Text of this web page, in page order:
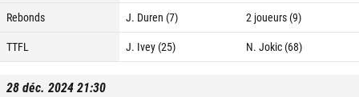
Rebonds
J. Duren (7)
2 joueurs (9)
TTFL
J. Ivey (25) N. Jokic (68)
28 déc. 2024 21:30